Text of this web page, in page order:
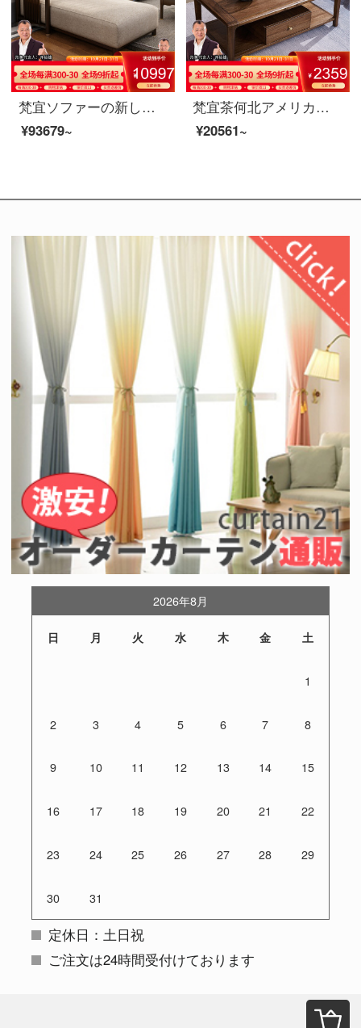
梵宜ソファーの新しい中国式の実木布芸皮のソファーのシングル席1+2+3セットのリビングルームの大きさと豪華さを兼ね備えた高贵妃の角にあるソファの逸品家具【皮芸座布団】1+2+3
¥93679~
梵宜茶何北アメリカ黒胡桃の木の実の木の茶の何の小さい家型のアメリカン茶何は簡単に茶の引き出しを持ってお茶のテーブルを浸します。
¥20561~
2026年8月
日 月 火 水 木 金 土
1
2 3 4 5 6 7 8
9 10 11 12 13 14 15
16 17 18 19 20 21 22
23 24 25 26 27 28 29
30 31
定休日：土日祝
ご注文は24時間受付けております